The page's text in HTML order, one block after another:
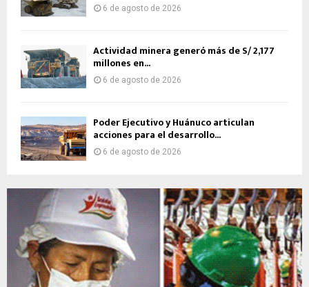
6 de agosto de 2026
Actividad minera generó más de S/ 2,177
millones en...
6 de agosto de 2026
Poder Ejecutivo y Huánuco articulan
acciones para el desarrollo...
6 de agosto de 2026